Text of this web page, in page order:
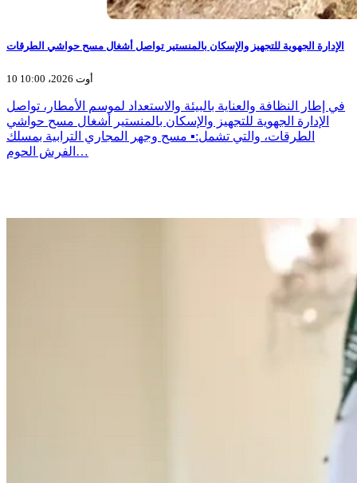
الإدارة الجهوية للتجهيز والإسكان بالمنستير تواصل أشغال مسح حواشي الطرقات
10 أوت 2026، 10:00
في إطار النظافة والعناية بالبيئة والاستعداد لموسم الأمطار، تواصل
الإدارة الجهوية للتجهيز والإسكان بالمنستير أشغال مسح حواشي
الطرقات، والتي تشمل:▪️ مسح وجهر المجاري الترابية بمسلك
الفرش الحوم…